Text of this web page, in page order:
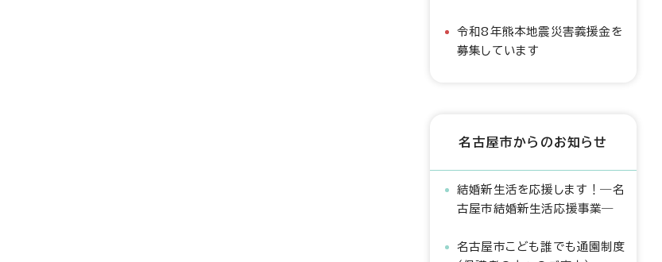
令和8年熊本地震災害義援金を
募集しています
名古屋市からのお知らせ
結婚新生活を応援します！―名
古屋市結婚新生活応援事業―
名古屋市こども誰でも通園制度